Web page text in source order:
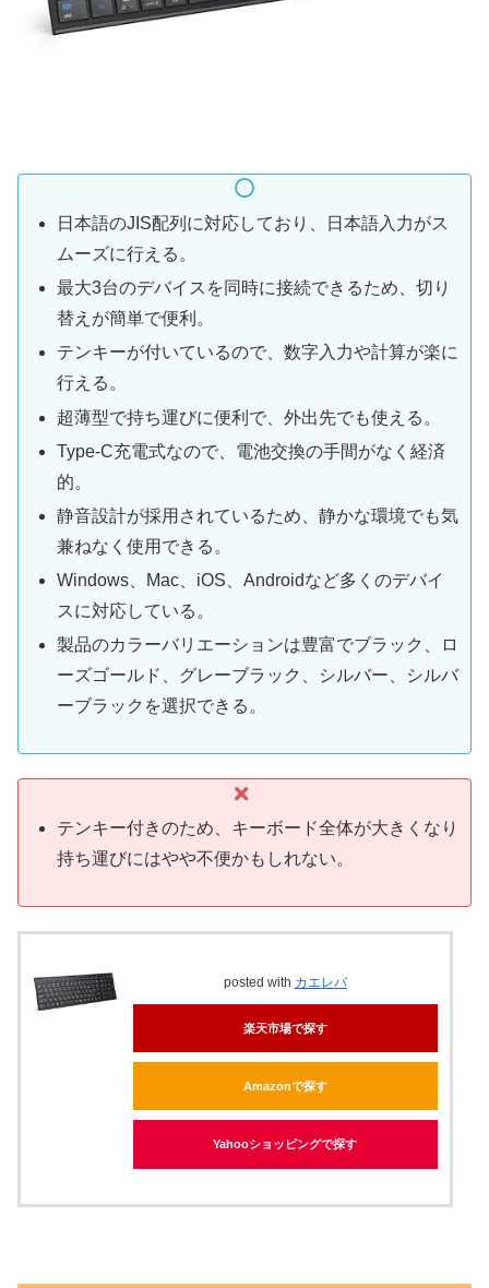
日本語のJIS配列に対応しており、日本語入力がス
ムーズに行える。
最大3台のデバイスを同時に接続できるため、切り
替えが簡単で便利。
テンキーが付いているので、数字入力や計算が楽に
行える。
超薄型で持ち運びに便利で、外出先でも使える。
Type-C充電式なので、電池交換の手間がなく経済
的。
静音設計が採用されているため、静かな環境でも気
兼ねなく使用できる。
Windows、Mac、iOS、Androidなど多くのデバイ
スに対応している。
製品のカラーバリエーションは豊富でブラック、ロ
ーズゴールド、グレーブラック、シルバー、シルバ
ーブラックを選択できる。
テンキー付きのため、キーボード全体が大きくなり
持ち運びにはやや不便かもしれない。
posted with カエレバ
楽天市場で探す
Amazonで探す
Yahooショッピングで探す